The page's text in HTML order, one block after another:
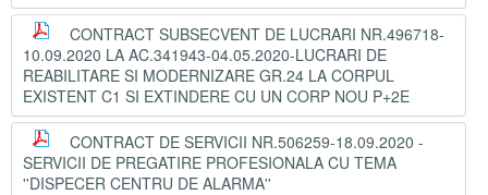
CONTRACT SUBSECVENT DE LUCRARI NR.496718-
10.09.2020 LA AC.341943-04.05.2020-LUCRARI DE
REABILITARE SI MODERNIZARE GR.24 LA CORPUL
EXISTENT C1 SI EXTINDERE CU UN CORP NOU P+2E
CONTRACT DE SERVICII NR.506259-18.09.2020 -
SERVICII DE PREGATIRE PROFESIONALA CU TEMA
''DISPECER CENTRU DE ALARMA''